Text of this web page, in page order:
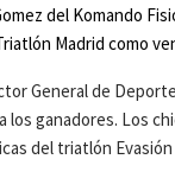
del Komando
Madrid como
General de
los ganadores. Los
del triatlón